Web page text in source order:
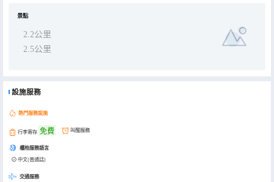
景點
2.2公里
2.5公里
設施服務
熱門服務設施
行李寄存 免費 叫醒服務
櫃枱服務語言
中文(普通話)
交通服務